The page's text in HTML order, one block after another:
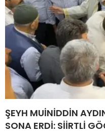
ŞEYH MUİNİDDİN
SONA ERDİ: SİİRTLİ